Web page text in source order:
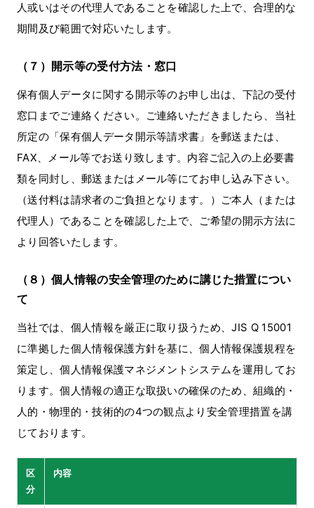
人或いはその代理人であることを確認した上で、合理的な
期間及び範囲で対応いたします。
（７）開示等の受付方法・窓口
保有個人データに関する開示等のお申し出は、下記の受付
窓口までご連絡ください。ご連絡いただきましたら、当社
所定の「保有個人データ開示等請求書」を郵送または、
FAX、メール等でお送り致します。内容ご記入の上必要書
類を同封し、郵送またはメール等にてお申し込み下さい。
（送付料は請求者のご負担となります。）ご本人（または
代理人）であることを確認した上で、ご希望の開示方法に
より回答いたします。
（８）個人情報の安全管理のために講じた措置につい
て
当社では、個人情報を厳正に取り扱うため、JIS Q 15001
に準拠した個人情報保護方針を基に、個人情報保護規程を
策定し、個人情報保護マネジメントシステムを運用してお
ります。個人情報の適正な取扱いの確保のため、組織的・
人的・物理的・技術的の4つの観点より安全管理措置を講
じております。
区
分
内容